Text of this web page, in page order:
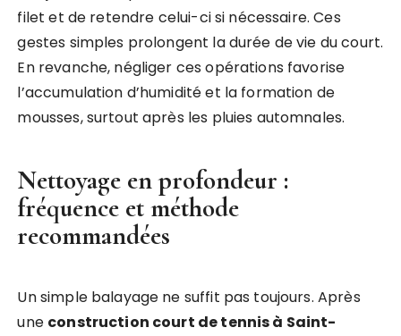
filet et de retendre celui-ci si nécessaire. Ces
gestes simples prolongent la durée de vie du court.
En revanche, négliger ces opérations favorise
l’accumulation d’humidité et la formation de
mousses, surtout après les pluies automnales.
Nettoyage en profondeur :
fréquence et méthode
recommandées
Un simple balayage ne suffit pas toujours. Après
une construction court de tennis à Saint-